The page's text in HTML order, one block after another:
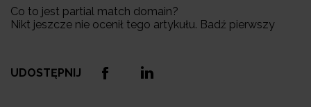
Co to jest partial match domain?
Nikt jeszcze nie ocenił tego artykułu. Badź pierwszy
UDOSTĘPNIJ